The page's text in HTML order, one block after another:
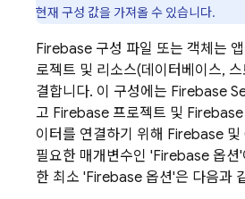
현재 구성 값을 가져올 수 있습니다.
Firebase 구성 파일 또는 객체는
로젝트 및 리소스(데이터베이스,
결합니다. 이 구성에는 Firebase
고 Firebase 프로젝트 및 Firebase
이터를 연결하기 위해 Firebase
필요한 매개변수인 'Firebase 옵션
한 최소 'Firebase 옵션'은 다음과